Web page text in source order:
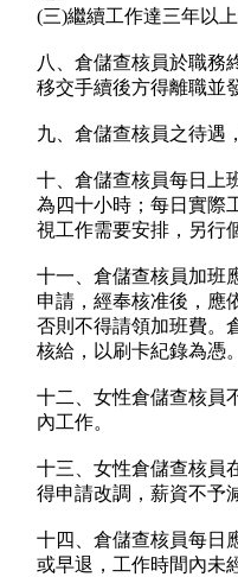
(三)繼續工作達三年以
八、倉儲查核員於職務
移交手續後方得離職並
九、倉儲查核員之待遇
十、倉儲查核員每日上
為四十小時；每日實際
視工作需要安排，另行
十一、倉儲查核員加班
申請，經奉核准後，應
否則不得請領加班費。
核給，以刷卡紀錄為憑。
十二、女性倉儲查核員
內工作。
十三、女性倉儲查核員
得申請改調，薪資不予
十四、倉儲查核員每日
或早退，工作時間內未